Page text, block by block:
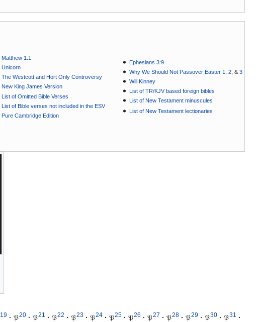
Matthew 1:1
Unicorn
The Westcott and Hort Only Controversy
New King James Version
List of Omitted Bible Verses
List of Bible verses not included in the ESV
Pure Cambridge Edition
Ephesians 3:9
Why We Should Not Passover Easter 1
,2 , &3
Will Kinney
List of TR/KJV based foreign bibles
List of New Testament minuscules
List of New Testament lectionaries
19 · 𝔓20 · 𝔓21 · 𝔓22 · 𝔓23 · 𝔓24 · 𝔓25 · 𝔓26 · 𝔓27 · 𝔓28 · 𝔓29 · 𝔓30 · 𝔓31
·